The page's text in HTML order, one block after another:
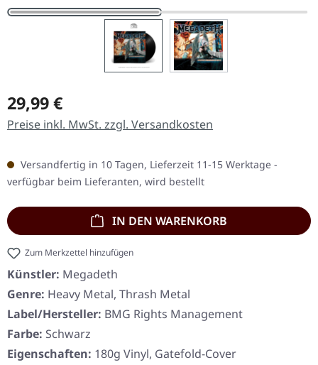
Regulärer Preis:
29,99 €
Preise inkl. MwSt. zzgl. Versandkosten
Versandfertig in 10 Tagen, Lieferzeit 11-15 Werktage -
verfügbar beim Lieferanten, wird bestellt
IN DEN WARENKORB
Zum Merkzettel hinzufügen
Künstler: Megadeth
Genre: Heavy Metal, Thrash Metal
Label/Hersteller: BMG Rights Management
Farbe: Schwarz
Eigenschaften: 180g Vinyl, Gatefold-Cover